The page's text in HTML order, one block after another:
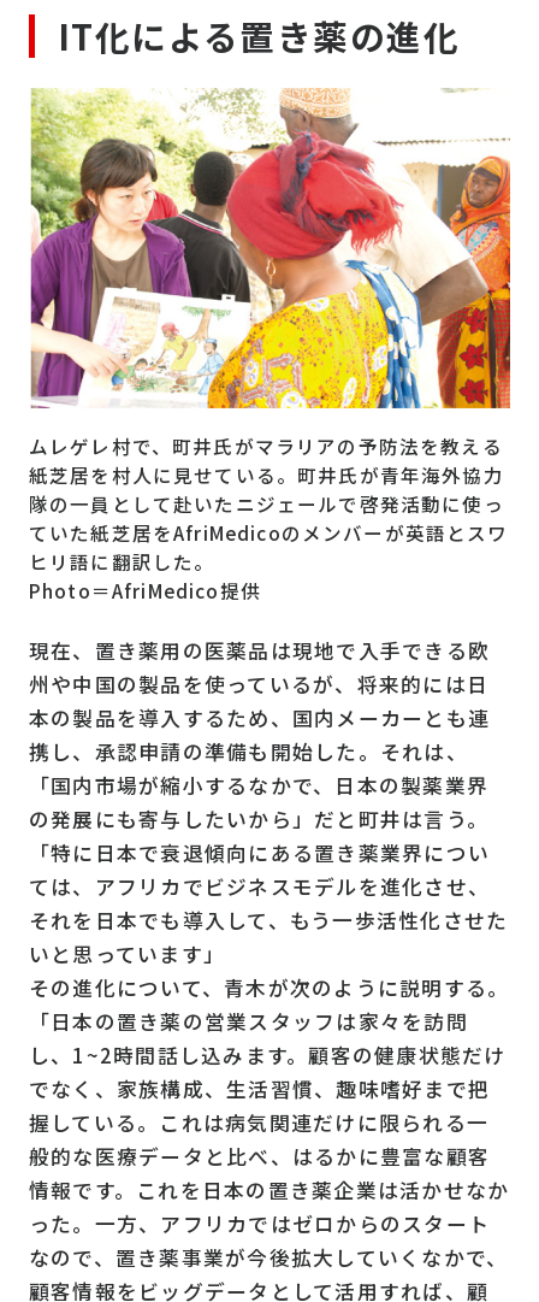
IT化による置き薬の進化
ムレゲレ村で、町井氏がマラリアの予防法を教える
紙芝居を村人に見せている。町井氏が青年海外協力
隊の一員として赴いたニジェールで啓発活動に使っ
ていた紙芝居をAfriMedicoのメンバーが英語とスワ
ヒリ語に翻訳した。
Photo＝AfriMedico提供
現在、置き薬用の医薬品は現地で入手できる欧
州や中国の製品を使っているが、将来的には日
本の製品を導入するため、国内メーカーとも連
携し、承認申請の準備も開始した。それは、
「国内市場が縮小するなかで、日本の製薬業界
の発展にも寄与したいから」だと町井は言う。
「特に日本で衰退傾向にある置き薬業界につい
ては、アフリカでビジネスモデルを進化させ、
それを日本でも導入して、もう一歩活性化させた
いと思っています」
その進化について、青木が次のように説明する。
「日本の置き薬の営業スタッフは家々を訪問
し、1~2時間話し込みます。顧客の健康状態だけ
でなく、家族構成、生活習慣、趣味嗜好まで把
握している。これは病気関連だけに限られる一
般的な医療データと比べ、はるかに豊富な顧客
情報です。これを日本の置き薬企業は活かせなか
った。一方、アフリカではゼロからのスタート
なので、置き薬事業が今後拡大していくなかで、
顧客情報をビッグデータとして活用すれば、顧